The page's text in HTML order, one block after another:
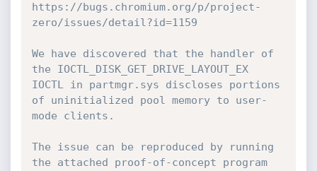
https://bugs.chromium.org/p/project-
zero/issues/detail?id=1159
We have discovered that the handler of
the IOCTL_DISK_GET_DRIVE_LAYOUT_EX
IOCTL in partmgr.sys discloses portions
of uninitialized pool memory to user-
mode clients.
The issue can be reproduced by running
the attached proof-of-concept program